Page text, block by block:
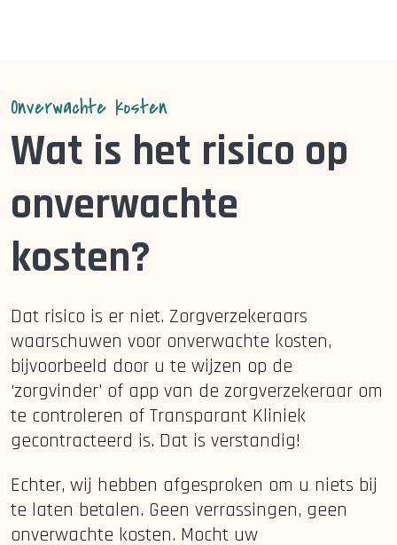
Onverwachte kosten
Wat is het risico op
onverwachte
kosten?
Dat risico is er niet. Zorgverzekeraars
waarschuwen voor onverwachte kosten,
bijvoorbeeld door u te wijzen op de
‘zorgvinder’ of app van de zorgverzekeraar om
te controleren of Transparant Kliniek
gecontracteerd is. Dat is verstandig!
Echter, wij hebben afgesproken om u niets bij
te laten betalen. Geen verrassingen, geen
onverwachte kosten. Mocht uw